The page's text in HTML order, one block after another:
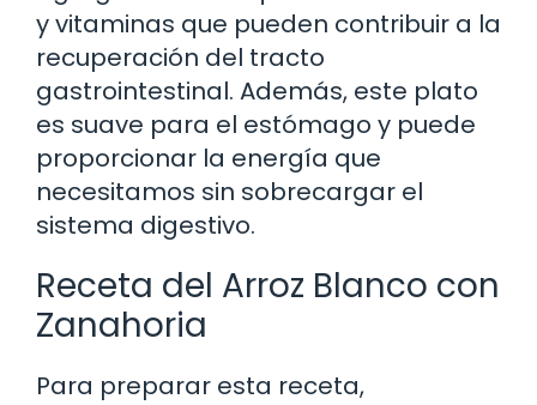
y vitaminas que pueden contribuir a la
recuperación del tracto
gastrointestinal. Además, este plato
es suave para el estómago y puede
proporcionar la energía que
necesitamos sin sobrecargar el
sistema digestivo.
Receta del Arroz Blanco con
Zanahoria
Para preparar esta receta,